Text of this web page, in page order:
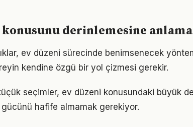
konusunu derinlemesine
ev düzeni sürecinde benimsenecek
kendine özgü bir yol çizmesi gerekir.
seçimler, ev düzeni konusundaki büyük
gücünü hafife almamak gerekiyor.